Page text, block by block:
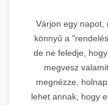
Várjon egy napot,
könnyű a
de ne feledje,
megvesz
megnézze,
lehet annak, hogy